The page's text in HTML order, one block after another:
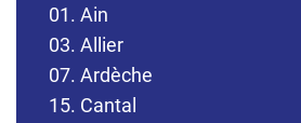
01. Ain
03. Allier
07. Ardèche
15. Cantal